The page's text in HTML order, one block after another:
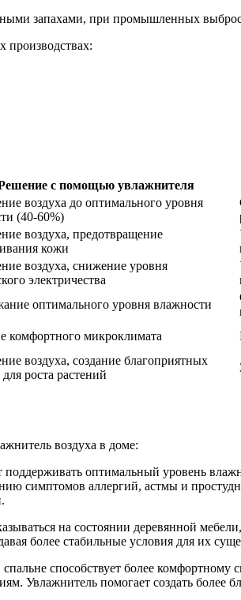
запахами, при промышленных
производствах:
с помощью увлажнителя
воздуха до оптимального уровня
(40-60%)
воздуха, предотвращение
кожи
воздуха, снижение уровня
электричества
оптимального уровня влажности
комфортного микроклимата
воздуха, создание благоприятных
роста растений
воздуха в доме:
поддерживать оптимальный уровень
симптомов аллергий, астмы и
на состоянии деревянной
более стабильные условия для их
способствует более
Увлажнитель помогает создать более